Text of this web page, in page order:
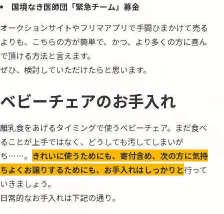
国境なき医師団「緊急チーム」募金
オークションサイトやフリマアプリで手間ひまかけて売る
よりも、こちらの方が簡単で、かつ、より多くの方に喜ん
で頂ける方法と言えます。
ぜひ、検討していただけたらと思います。
ベビーチェアのお手入れ
離乳食をあげるタイミングで使うベビーチェア。まだ食べ
ることが上手ではなく、どうしても汚してしまいが
ち……。 きれいに使うためにも、寄付含め、次の方に気持
ちよくお譲りするためにも、お手入れはしっかりと行って
いきましょう。
日常的なお手入れは下記の通り。